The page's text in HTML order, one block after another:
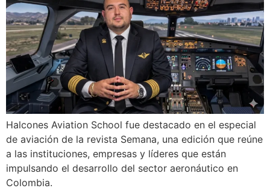
Halcones Aviation School fue destacado en el especial
de aviación de la revista Semana, una edición que reúne
a las instituciones, empresas y líderes que están
impulsando el desarrollo del sector aeronáutico en
Colombia.